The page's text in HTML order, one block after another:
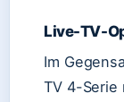
Live-TV-
Im
TV 4-Serie